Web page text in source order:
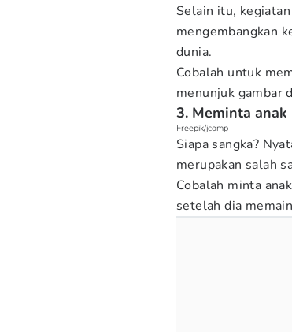
Selain itu,
mengembangkan
dunia.
Cobalah untuk
menunjuk gambar
3. Meminta
Freepik/jcomp
Siapa sangka?
merupakan salah
Cobalah minta
setelah dia